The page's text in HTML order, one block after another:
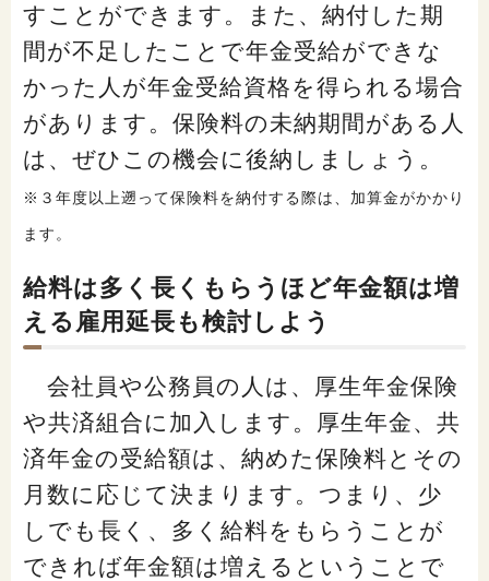
すことができます。また、納付した期
間が不足したことで年金受給ができな
かった人が年金受給資格を得られる場合
があります。保険料の未納期間がある人
は、ぜひこの機会に後納しましょう。
※３年度以上遡って保険料を納付する際は、加算金がかかり
ます。
給料は多く長くもらうほど年金額は増
える雇用延長も検討しよう
会社員や公務員の人は、厚生年金保険
や共済組合に加入します。厚生年金、共
済年金の受給額は、納めた保険料とその
月数に応じて決まります。つまり、少
しでも長く、多く給料をもらうことが
できれば年金額は増えるということで